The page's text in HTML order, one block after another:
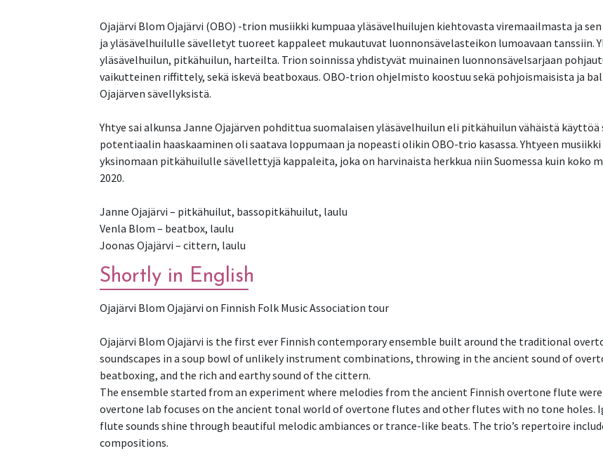
Ojajärvi Blom Ojajärvi (OBO) -trion musiikki kumpuaa yläsävelhuilujen kiehtovasta viremaailmasta ja
ja yläsävelhuilulle sävelletyt tuoreet kappaleet mukautuvat luonnonsävelasteikon lumoavaan tanssiin.
yläsävelhuilun, pitkähuilun, harteilta. Trion soinnissa yhdistyvät muinainen luonnonsävelsarjaan
vaikutteinen riffittely, sekä iskevä beatboxaus. OBO-trion ohjelmisto koostuu sekä pohjoismaisista ja
Ojajärven sävellyksistä.
Yhtye sai alkunsa Janne Ojajärven pohdittua suomalaisen yläsävelhuilun eli pitkähuilun vähäistä
potentiaalin haaskaaminen oli saatava loppumaan ja nopeasti olikin OBO-trio kasassa. Yhtyeen
yksinomaan pitkähuilulle sävellettyjä kappaleita, joka on harvinaista herkkua niin Suomessa kuin koko
2020.
Janne Ojajärvi – pitkähuilut, bassopitkähuilut, laulu
Venla Blom – beatbox, laulu
Joonas Ojajärvi – cittern, laulu
Shortly in English
Ojajärvi Blom Ojajärvi on Finnish Folk Music Association tour
Ojajärvi Blom Ojajärvi is the first ever Finnish contemporary ensemble built around the traditional
soundscapes in a soup bowl of unlikely instrument combinations, throwing in the ancient sound of
beatboxing, and the rich and earthy sound of the cittern.
The ensemble started from an experiment where melodies from the ancient Finnish overtone flute
overtone lab focuses on the ancient tonal world of overtone flutes and other flutes with no tone
flute sounds shine through beautiful melodic ambiances or trance-like beats. The trio’s repertoire
compositions.